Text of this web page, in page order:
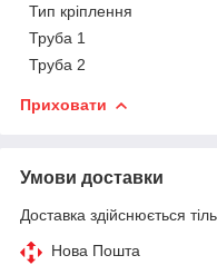
Тип кріплення
Труба 1
Труба 2
Приховати
Умови доставки
Доставка здійснюється
Нова Пошта